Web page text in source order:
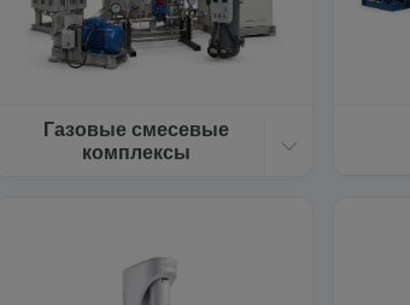
Газовые смесевые
комплексы